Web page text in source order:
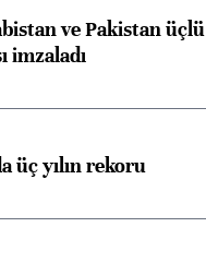
ve Pakistan üçlü
imzaladı
üç yılın rekoru